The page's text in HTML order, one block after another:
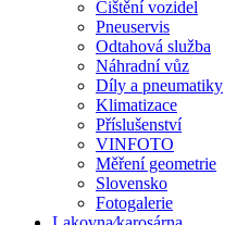
Čištění vozidel
Pneuservis
Odtahová služba
Náhradní vůz
Díly a pneumatiky
Klimatizace
Příslušenství
VINFOTO
Měření geometrie
Slovensko
Fotogalerie